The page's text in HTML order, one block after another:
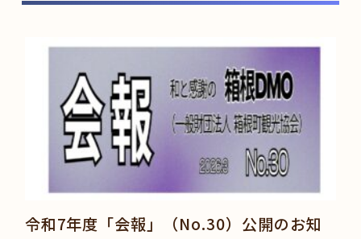
令和7年度「会報」（No.30）公開のお知